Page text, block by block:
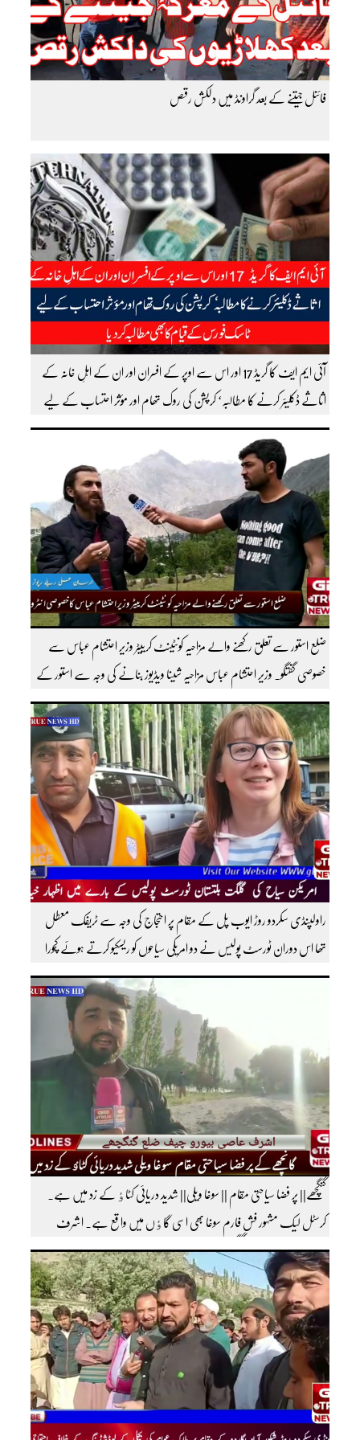
فائنل جیتنے کے بعد گراونڈ میں دلکش رقص
آئی ایم ایف کا گریڈ 17 اور اس سے اوپر کے افسران اور ان کے اہلِ خانہ کے
اثاثے ڈکلیئر کرنے کا مطالبہ‘ کرپشن کی روک تھام اور مؤثر احتساب کے لیے
ٹاسک فورس کے قیام کا بھی مطالبہ کردیا
ضلع استور سے تعلق رکھنے والے مزاحیہ کونٹینٹ کرییٹر وزیر احتشام عباس سے
خصوصی گفتگو۔ وزیر احتشام عباس مزاحیہ شینا ویڈیوز بنانے کی وجہ سے استور کے
اندر کافی مشہور ہیں مزید اچھی اچھی ویڈیوز دیکھنے کے لئے ہمارے یوٹیوب چینل کو
سبسکرائب کریں
راولپنڈی سکردو روڑ ایوب پل کے مقام پر احتجاج کی وجہ سے ٹریفک معطل
تھا اس دوران ٹورسٹ پولیس نے دو امریکی سیاحوں کو ریسکیو کرتے ہوئے کچورا
پہنچایا تھا امریکی سیاحوں کی گلگت بلتستان ٹورسٹ پولیس کے بارے اظہار
خیال کرتے ہوئے مزید اچھی اچھی ویڈیوز دیکھنے کے لئے ہمارے یوٹیوب چینل کو
گنگچھے|| پر فضا سیاحتی مقام || سوغا ویلی|| شدید دریائی کٹاٶ کے زد میں ہے۔
کرسٹل لیک مشہور فش فارم سوغا بھی اسی گاٶں میں واقع ہے۔ اشرف
عاصی بیورو چیف ضلع گنگچھے مزید اپڈیٹس دیکھنے کے لئے ہمارے یوٹیوب چینل کو
سبسکرائب کریں